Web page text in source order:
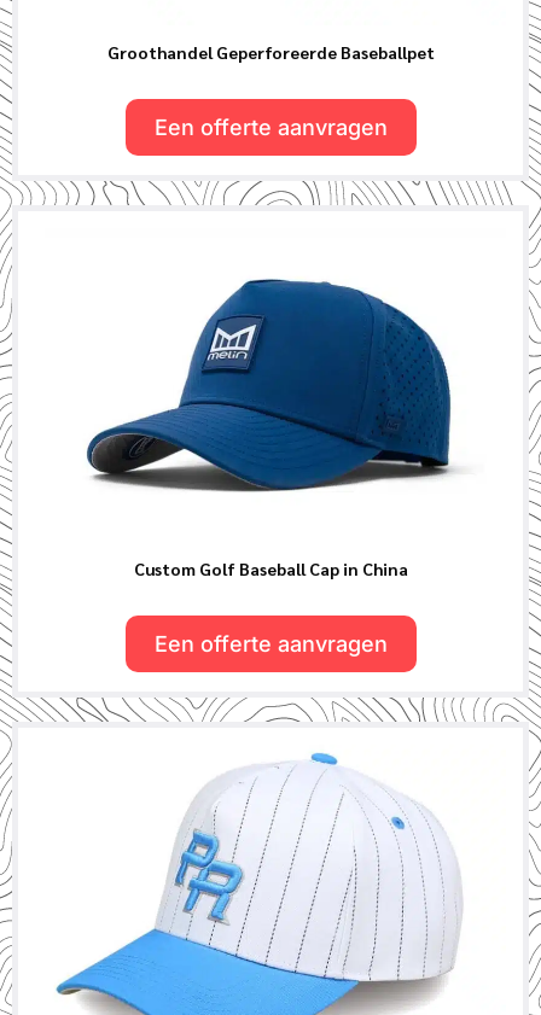
Groothandel Geperforeerde Baseballpet
Een offerte aanvragen
Custom Golf Baseball Cap in China
Een offerte aanvragen